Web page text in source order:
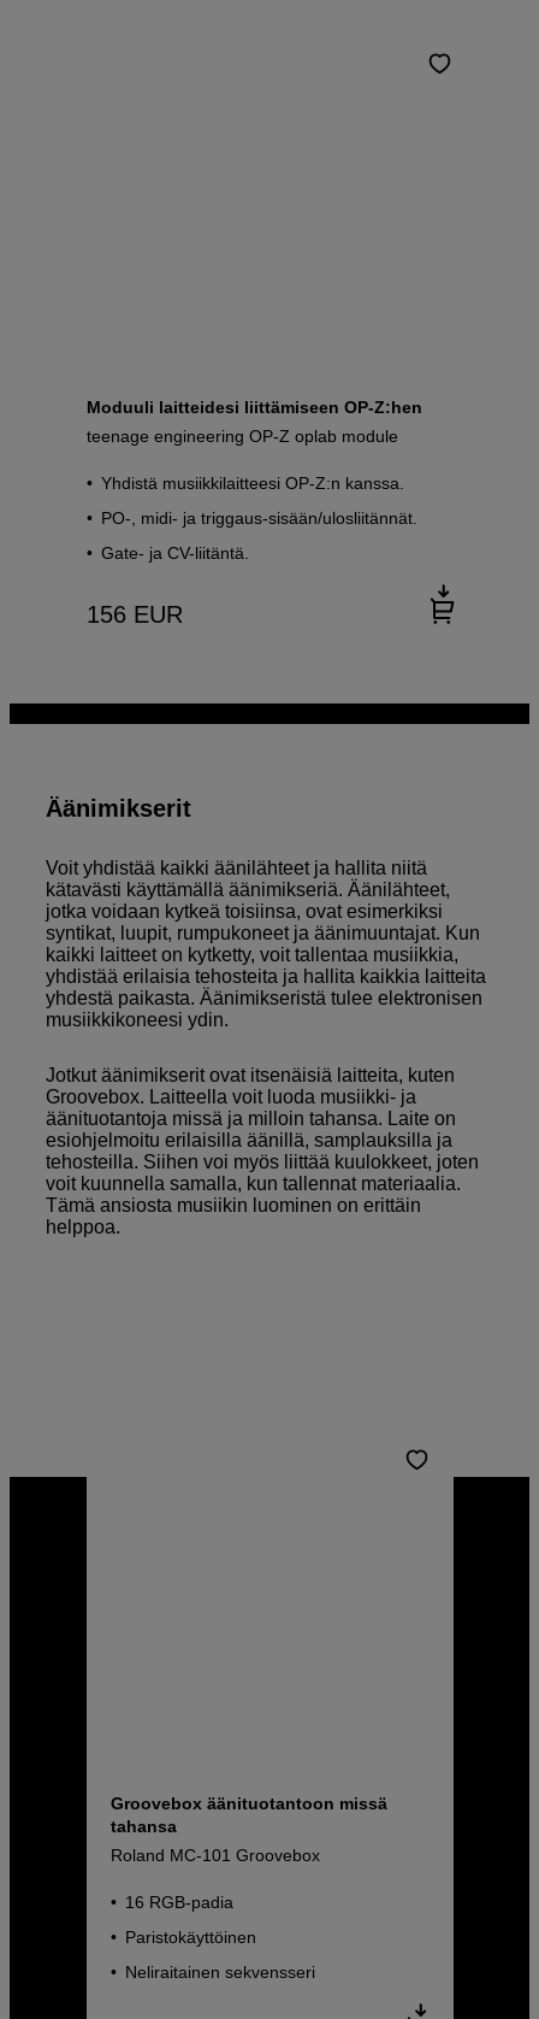
Moduuli laitteidesi liittämiseen OP-Z:hen
teenage engineering OP-Z oplab module
Yhdistä musiikkilaitteesi OP-Z:n kanssa.
PO-, midi- ja triggaus-sisään/ulosliitännät.
Gate- ja CV-liitäntä.
156 EUR
Äänimikserit
Voit yhdistää kaikki äänilähteet ja hallita niitä
kätavästi käyttämällä äänimikseriä. Äänilähteet,
jotka voidaan kytkeä toisiinsa, ovat esimerkiksi
syntikat, luupit, rumpukoneet ja äänimuuntajat. Kun
kaikki laitteet on kytketty, voit tallentaa musiikkia,
yhdistää erilaisia tehosteita ja hallita kaikkia laitteita
yhdestä paikasta. Äänimikseristä tulee elektronisen
musiikkikoneesi ydin.
Jotkut äänimikserit ovat itsenäisiä laitteita, kuten
Groovebox. Laitteella voit luoda musiikki- ja
äänituotantoja missä ja milloin tahansa. Laite on
esiohjelmoitu erilaisilla äänillä, samplauksilla ja
tehosteilla. Siihen voi myös liittää kuulokkeet, joten
voit kuunnella samalla, kun tallennat materiaalia.
Tämä ansiosta musiikin luominen on erittäin
helppoa.
Groovebox äänituotantoon missä
tahansa
Roland MC-101 Groovebox
16 RGB-padia
Paristokäyttöinen
Neliraitainen sekvensseri